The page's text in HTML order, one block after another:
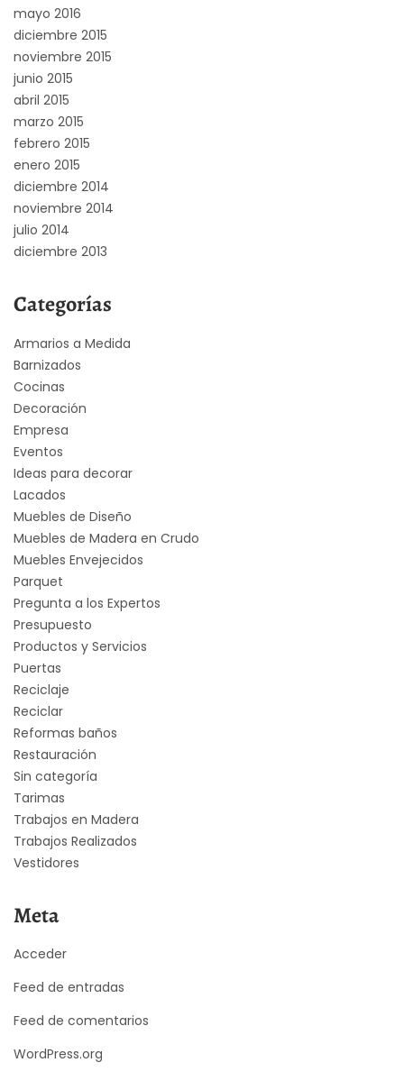
mayo 2016
diciembre 2015
noviembre 2015
junio 2015
abril 2015
marzo 2015
febrero 2015
enero 2015
diciembre 2014
noviembre 2014
julio 2014
diciembre 2013
Categorías
Armarios a Medida
Barnizados
Cocinas
Decoración
Empresa
Eventos
Ideas para decorar
Lacados
Muebles de Diseño
Muebles de Madera en Crudo
Muebles Envejecidos
Parquet
Pregunta a los Expertos
Presupuesto
Productos y Servicios
Puertas
Reciclaje
Reciclar
Reformas baños
Restauración
Sin categoría
Tarimas
Trabajos en Madera
Trabajos Realizados
Vestidores
Meta
Acceder
Feed de entradas
Feed de comentarios
WordPress.org